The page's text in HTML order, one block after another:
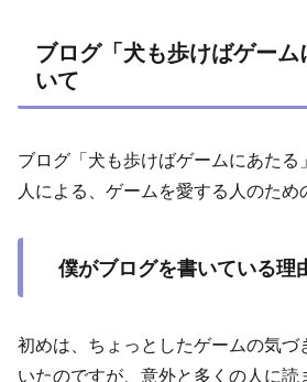
ブログ「犬も歩けばゲー
いて
ブログ「犬も歩けばゲームにあたる
人による、ゲームを愛する人のため
僕がブログを書いている理
初めは、ちょっとしたゲームの気づ
いたのですが、意外と多くの人に